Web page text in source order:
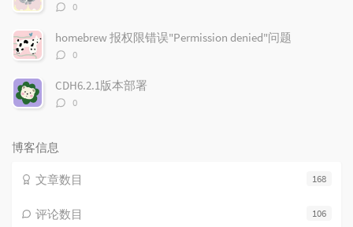
评
数：
0
homebrew 报权限错误"Permission denied"问题
评
数：
0
CDH6.2.1版本部署
评
0
博客信息
168
文章数目
106
评论数目